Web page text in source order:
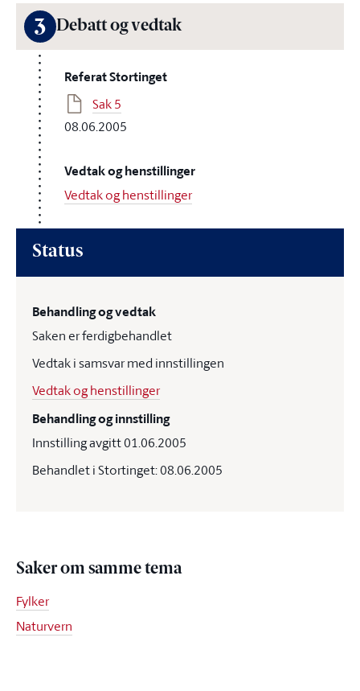
3 Debatt og vedtak
Referat Stortinget
Sak 5
08.06.2005
Vedtak og henstillinger
Vedtak og henstillinger
Status
Behandling og vedtak
Saken er ferdigbehandlet
Vedtak i samsvar med innstillingen
Vedtak og henstillinger
Behandling og innstilling
Innstilling avgitt 01.06.2005
Behandlet i Stortinget: 08.06.2005
Saker om samme tema
Fylker
Naturvern